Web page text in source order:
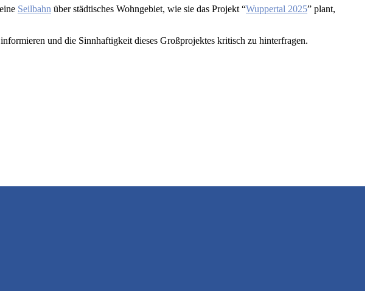
Seilbahn über städtisches Wohngebiet, wie sie das Projekt “Wuppertal 2025” plant,
und die Sinnhaftigkeit dieses Großprojektes kritisch zu hinterfragen.